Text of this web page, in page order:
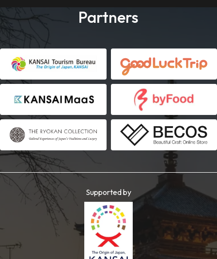
Partners
Supported by